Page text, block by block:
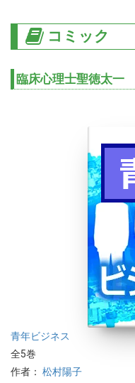
コミック
臨床心理士聖徳太一
青年ビジネス
全5巻
作者： 松村陽子